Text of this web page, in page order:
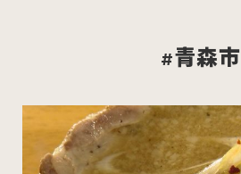
ラーメン
#青森市